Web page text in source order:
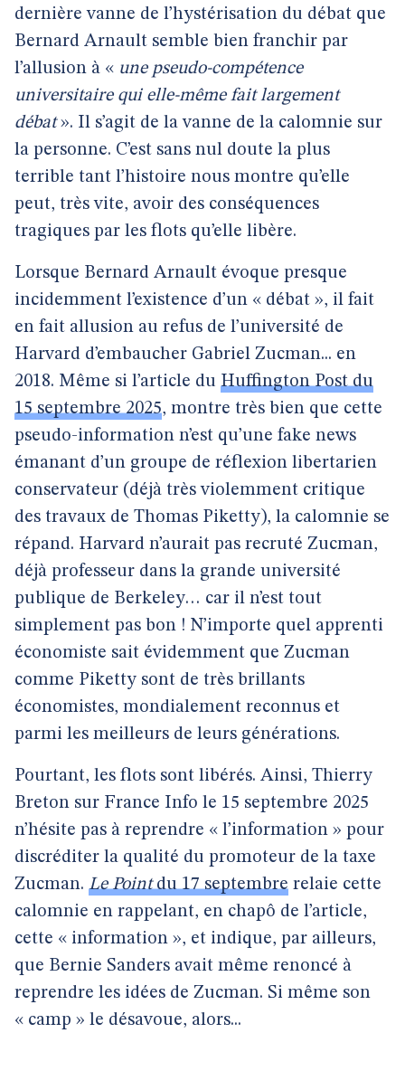
dernière vanne de l’hystérisation du débat que
Bernard Arnault semble bien franchir par
l’allusion à « une pseudo-compétence
universitaire qui elle-même fait largement
débat». Il s’agit de la vanne de la calomnie sur
la personne. C’est sans nul doute la plus
terrible tant l’histoire nous montre qu’elle
peut, très vite, avoir des conséquences
tragiques par les flots qu’elle libère.
Lorsque Bernard Arnault évoque presque
incidemment l’existence d’un « débat », il fait
en fait allusion au refus de l’université de
Harvard d’embaucher Gabriel Zucman... en
2018. Même si l’article du Huffington Post du
15 septembre 2025, montre très bien que cette
pseudo-information n’est qu’une fake news
émanant d’un groupe de réflexion libertarien
conservateur (déjà très violemment critique
des travaux de Thomas Piketty), la calomnie se
répand. Harvard n’aurait pas recruté Zucman,
déjà professeur dans la grande université
publique de Berkeley… car il n’est tout
simplement pas bon ! N’importe quel apprenti
économiste sait évidemment que Zucman
comme Piketty sont de très brillants
économistes, mondialement reconnus et
parmi les meilleurs de leurs générations.
Pourtant, les flots sont libérés. Ainsi, Thierry
Breton sur France Info le 15 septembre 2025
n’hésite pas à reprendre « l’information » pour
discréditer la qualité du promoteur de la taxe
Zucman. Le Pointdu 17 septembre relaie cette
calomnie en rappelant, en chapô de l’article,
cette « information », et indique, par ailleurs,
que Bernie Sanders avait même renoncé à
reprendre les idées de Zucman. Si même son
« camp » le désavoue, alors...